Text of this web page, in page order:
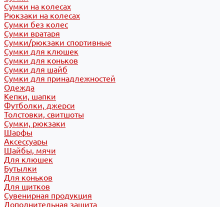
Сумки на колесах
Рюкзаки на колесах
Сумки без колес
Сумки вратаря
Сумки/рюкзаки спортивные
Сумки для клюшек
Сумки для коньков
Сумки для шайб
Сумки для принадлежностей
Одежда
Кепки, шапки
Футболки, джерси
Толстовки, свитшоты
Сумки, рюкзаки
Шарфы
Аксессуары
Шайбы, мячи
Для клюшек
Бутылки
Для коньков
Для щитков
Сувенирная продукция
Дополнительная защита